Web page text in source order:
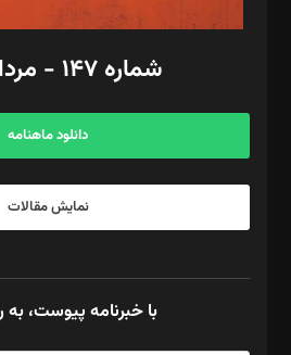
امور مالی: شاپور رهبری، محمد‌ کاظمی‌نیا
آگهی و مشترکین: ۰۹۱۹۹۹۹۰۴۵۴
شماره ۱۴۷ - مرداد ۱۴۰۵
دانلود ماهنامه
نمایش مقالات
با خبرنامه پیوست، به